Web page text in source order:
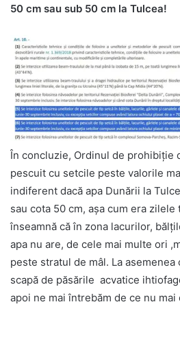
50 cm sau sub 50 cm la Tulcea!
În concluzie, Ordinul de prohibiție
pescuit cu setcile peste valorile
indiferent dacă apa Dunării la
sau cota 50 cm, așa cum era zilele
înseamnă că în zona lacurilor,
apa nu are, de cele mai multe ori
peste stratul de mâl. La
scapă de păsările acvatice
apoi ne mai întrebăm de ce nu mai